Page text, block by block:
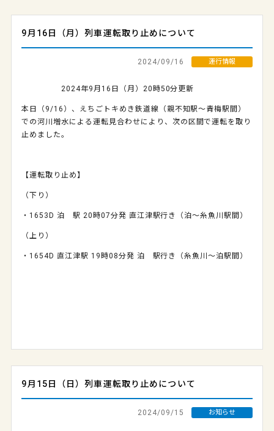
9月16日（月）列車運転取り止めについて
2024/09/16 運行情報
2024年9月16日（月）20時50分更新
本日（9/16）、えちごトキめき鉄道線（親不知駅～青梅駅間）
での河川増水による運転見合わせにより、次の区間で運転を取り
止めました。
【運転取り止め】
（下り）
・1653D 泊 駅 20時07分発 直江津駅行き（泊～糸魚川駅間）
（上り）
・1654D 直江津駅 19時08分発 泊 駅行き（糸魚川～泊駅間）
9月15日（日）列車運転取り止めについて
2024/09/15 お知らせ